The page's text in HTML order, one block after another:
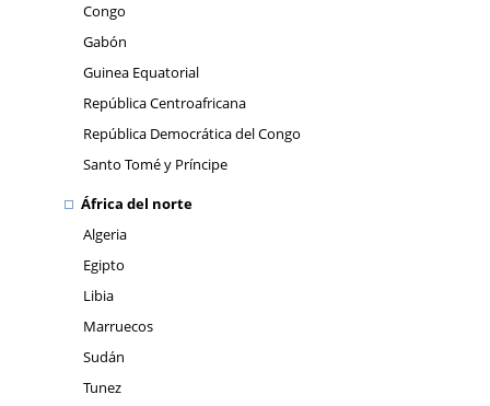
Congo
Gabón
Guinea Equatorial
República Centroafricana
República Democrática del Congo
Santo Tomé y Príncipe
África del norte
Algeria
Egipto
Libia
Marruecos
Sudán
Tunez